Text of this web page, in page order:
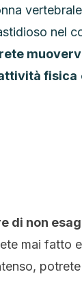
nel
fisica
di non
mai fatto